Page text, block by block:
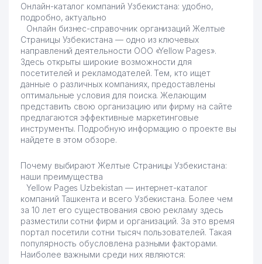
Онлайн-каталог компаний Узбекистана: удобно,
подробно, актуально
Онлайн бизнес-справочник организаций Желтые
Страницы Узбекистана — одно из ключевых
направлений деятельности OOO «Yellow Pages».
Здесь открыты широкие возможности для
посетителей и рекламодателей. Тем, кто ищет
данные о различных компаниях, предоставлены
оптимальные условия для поиска. Желающим
представить свою организацию или фирму на сайте
предлагаются эффективные маркетинговые
инструменты. Подробную информацию о проекте вы
найдете в этом обзоре.
Почему выбирают Желтые Страницы Узбекистана:
наши преимущества
Yellow Pages Uzbekistan — интернет-каталог
компаний Ташкента и всего Узбекистана. Более чем
за 10 лет его существования свою рекламу здесь
разместили сотни фирм и организаций. За это время
портал посетили сотни тысяч пользователей. Такая
популярность обусловлена разными факторами.
Наиболее важными среди них являются: